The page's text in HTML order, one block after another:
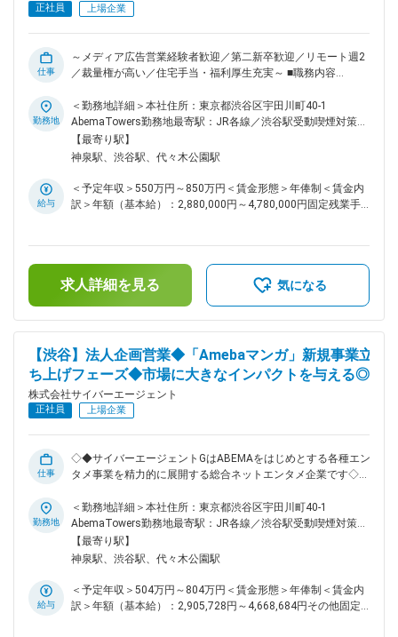
実務で活用 ・誰もが知る商品・ブランドの売上支援に携われ
ャッチアップ可能な体制を整えています。 ■就業環境 渋谷ス
クランブルスクエアのオフィス勤務。福利厚生や休暇制度も充
異動公募制度）、2駅ルール・どこでもルール（家賃補助制
度）、女性活躍支援制度macalon ■想定されるキャリアパス
リテールメディア事業のスペシャリストや組織マネジメント、
DX推進など多様なキャリアパスを描けます。 変更の範囲：会
正社員 上場企業
仕事
～メディア広告営業経験者歓迎／第二新卒歓迎／リモート週2
／裁量権が高い／住宅手当・福利厚生充実～ ■職務内容
本部で「広告企画営業」を募集いたします。 【変更の範囲：
会社の定める業務】 ■業務詳細 広告代理店・企業に向け、自
社メディアの広告営業／商品開発を行っていただきます。広告
主の課題解決に向き合う中で見えてくるニーズやプロダクトの
にも携わっていただきます。 ・広告主・代理店に対し自社プ
ロダクトを活用した企画・コンサルティング営業 ・WEBマー
ネスパートナー（広告代理店）との関係構築／販路開拓 広告
プロダクトの営業だけではなく、視聴者が楽しめる＆広告主の
課題を解決するための提案を行っています。例えば、ABEMA
オリジナルCM・ABEMAの既存番組とのタイアップ、0から広
岐に渡っています。 ABEMA広告事業、案件事例などは以下の
リンクをご参照ください。 ※VISIONS：
https://times.abema.tv/visions ※ABEMA Ads：
https://ad.abematv.co.jp/ ■配属先 約80名ほどの組織で、若手
～ベテランまで年次は様々、中途社員が多いのも特徴の一つで
す。（内、営業局は約30名） ■目指せるキャリアパス リーダ
へのキャリアパスもございます。大型キャンペーンなど、あら
ゆるプロモーションマーケティング戦略に精通することができ
心とした「Ameba」をリリース。その後、新しい未来のテレ
ビ「ABEMA」を開局し音楽ストリーミングサービス「AWA」
や、LDHのコンテンツを楽しめる「CL」、競輪を“若者が楽し
めるエンタメ“「WINTICKET」などインターネット産業の変化
文参照
勤務地
＜勤務地詳細＞本社住所：東京都渋谷区宇田川町40-1
AbemaTowers勤務地最寄駅：JR各線／渋谷駅受動喫煙対策：
屋内喫煙可能場所あり変更の範囲：本文参照
【最寄り駅】
神泉駅、渋谷駅、代々木公園駅
給与
＜予定年収＞550万円～850万円＜賃金形態＞年俸制＜賃金内
訳＞年額（基本給）：2,880,000円～4,780,000円固定残業手
有無＞有＜残業手当＞有＜給与補足＞※経験・能力を考慮の
上、当社規定により優遇します。※半期ごとの目標管理制度を
導入しており、評価に応じて年俸を見直します。■給与改定
上下する可能性があります。月給(月額)は固定手当を含めた表
記です。
求人詳細を見る 気になる
【渋谷】法人企画営業◆「Amebaマンガ」新規事業立
ち上げフェーズ◆市場に大きなインパクトを与える◎
株式会社サイバーエージェント
正社員 上場企業
仕事
◇◆サイバーエージェントGはABEMAをはじめとする各種エン
タメ事業を精力的に展開する総合ネットエンタメ企業です◇◆
ム事業を展開しています。 ・現在は、同社が手がける動画配
信プラットフォーム「ABEMA」との連携を強化し、ユーザー
体験と事業価値の最大化を目指しています。 ・このプロジェ
クト立ち上げに向けて、出版社など外部ステークホルダーとの
たします。 ■業務内容： 出版社・電子取次とのリレーション
を深め、原作の企画立案・交渉を担当いただきます。 ◎企画
勤務地
＜勤務地詳細＞本社住所：東京都渋谷区宇田川町40-1
AbemaTowers勤務地最寄駅：JR各線／渋谷駅受動喫煙対策：
屋内喫煙可能場所あり変更の範囲：会社の定める事業所（リモ
ートワーク含む）
【最寄り駅】
神泉駅、渋谷駅、代々木公園駅
給与
＜予定年収＞504万円～804万円＜賃金形態＞年俸制＜賃金内
訳＞年額（基本給）：2,905,728円～4,668,684円その他固定